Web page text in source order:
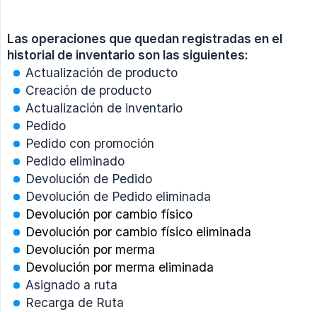
Las operaciones que quedan registradas en el
historial de inventario son las siguientes:
Actualización de producto
Creación de producto
Actualización de inventario
Pedido
Pedido con promoción
Pedido eliminado
Devolución de Pedido
Devolución de Pedido eliminada
Devolución por cambio físico
Devolución por cambio físico eliminada
Devolución por merma
Devolución por merma eliminada
Asignado a ruta
Recarga de Ruta